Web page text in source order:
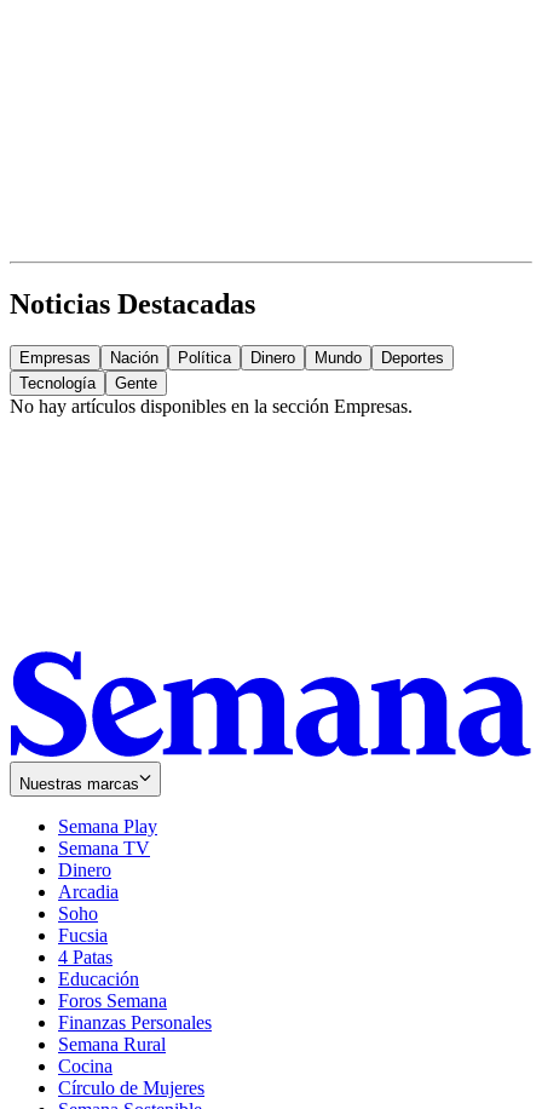
Noticias Destacadas
Empresas Nación Política Dinero Mundo
Deportes
Tecnología
Gente
No hay artículos disponibles en la sección Empresas.
Nuestras marcas
Semana Play
Semana TV
Dinero
Arcadia
Soho
in
new
window
Fucsia
in
new
window
4 Patas
Educación
Foros Semana
Finanzas Personales
Semana Rural
Cocina
Círculo de Mujeres